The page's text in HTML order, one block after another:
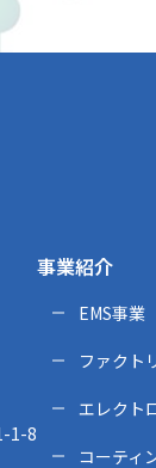
1-8
事業紹介
EMS事業
ファクト
エレクト
コーティ